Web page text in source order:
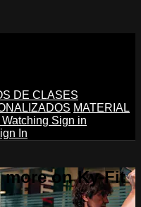
DE CLASES
MATERIAL
Watching Sign in
In
on Ky-Fit